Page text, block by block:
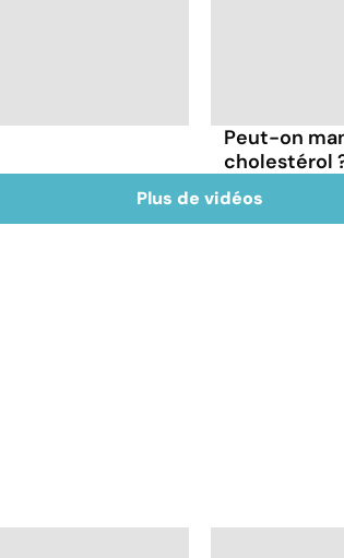
Peut-on
cholestérol
Plus de vidéos